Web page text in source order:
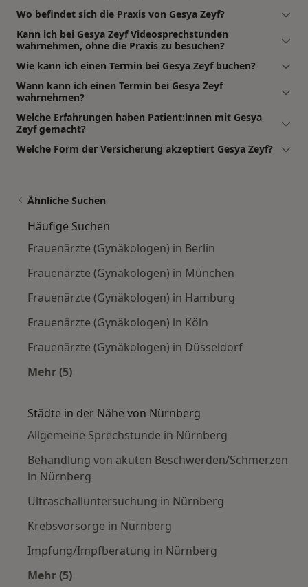
Wo befindet sich die Praxis von Gesya Zeyf?
Kann ich bei Gesya Zeyf Videosprechstunden
wahrnehmen, ohne die Praxis zu besuchen?
Wie kann ich einen Termin bei Gesya Zeyf buchen?
Wann kann ich einen Termin bei Gesya Zeyf
wahrnehmen?
Welche Erfahrungen haben Patient:innen mit Gesya
Zeyf gemacht?
Welche Form der Versicherung akzeptiert Gesya Zeyf?
Ähnliche Suchen
Häufige Suchen
Frauenärzte (Gynäkologen) in Berlin
Frauenärzte (Gynäkologen) in München
Frauenärzte (Gynäkologen) in Hamburg
Frauenärzte (Gynäkologen) in Köln
Frauenärzte (Gynäkologen) in Düsseldorf
Mehr (5)
Städte in der Nähe von Nürnberg
Allgemeine Sprechstunde in Nürnberg
Behandlung von akuten Beschwerden/Schmerzen
in Nürnberg
Ultraschalluntersuchung in Nürnberg
Krebsvorsorge in Nürnberg
Impfung/Impfberatung in Nürnberg
Mehr (5)